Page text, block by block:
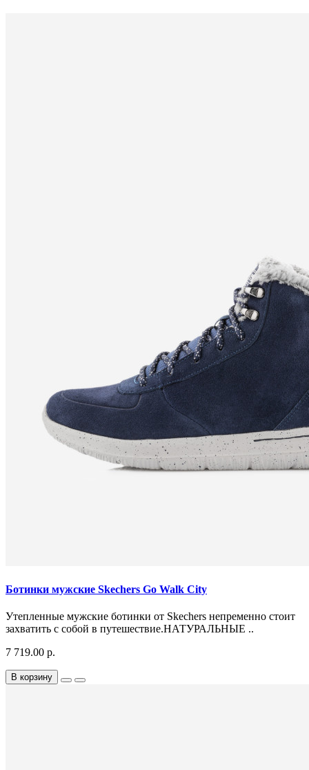
Ботинки мужские Skechers Go Walk City
Утепленные мужские ботинки от Skechers непременно стоит
захватить с собой в путешествие.НАТУРАЛЬНЫЕ ..
7 719.00 р.
В корзину